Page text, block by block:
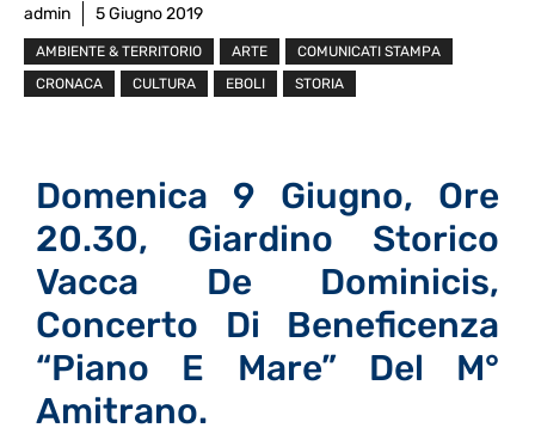
admin 5 Giugno 2019
AMBIENTE & TERRITORIO ARTE
COMUNICATI STAMPA
CRONACA
CULTURA EBOLI STORIA
Domenica 9 Giugno, Ore
20.30, Giardino Storico
Vacca De Dominicis,
Concerto Di Beneficenza
“Piano E Mare” Del M°
Amitrano.